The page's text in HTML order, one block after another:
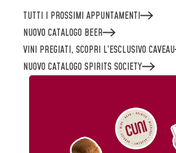
TUTTI I PROSSIMI APPUNTAMENTI
NUOVO CATALOGO BEER
VINI PREGIATI, SCOPRI L’ESCLUSIVO CAVEAU
NUOVO CATALOGO SPIRITS SOCIETY